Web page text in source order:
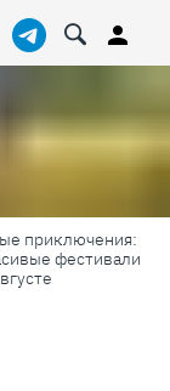
приключения:
фестивали